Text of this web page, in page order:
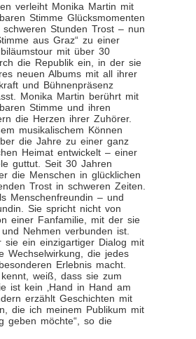
verleiht Monika Martin mit
Stimme Glücksmomenten
Stunden Trost – nun
aus Graz“ zu einer
mit über 30
die Republik ein, in der sie
neuen Albums mit all ihrer
und Bühnenpräsenz
Monika Martin berührt mit
Stimme und ihren
die Herzen ihrer Zuhörer.
musikalischem Können
die Jahre zu einer ganz
Heimat entwickelt – einer
guttut. Seit 30 Jahren
die Menschen in glücklichen
Trost in schweren Zeiten.
Menschenfreundin – und
Sie spricht nicht von
einer Fanfamilie, mit der sie
Nehmen verbunden ist.
sie ein einzigartiger Dialog mit
Wechselwirkung, die jedes
Erlebnis macht.
kennt, weiß, dass sie zum
ist kein ‚Hand in Hand am
erzählt Geschichten mit
die ich meinem Publikum mit
geben möchte“, so die